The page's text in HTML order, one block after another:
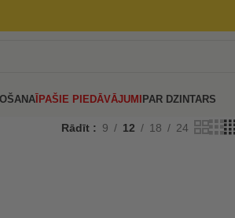
ĪPAŠIE PIEDĀVĀJUMIPAR DZINTARS
Rādīt 9 12 18 24